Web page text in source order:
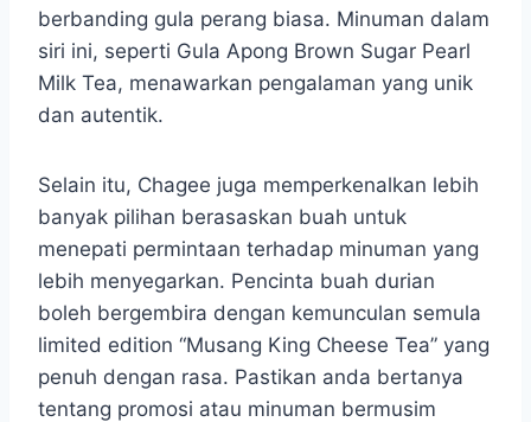
berbanding gula perang biasa. Minuman dalam
siri ini, seperti Gula Apong Brown Sugar Pearl
Milk Tea, menawarkan pengalaman yang unik
dan autentik.
Selain itu, Chagee juga memperkenalkan lebih
banyak pilihan berasaskan buah untuk
menepati permintaan terhadap minuman yang
lebih menyegarkan. Pencinta buah durian
boleh bergembira dengan kemunculan semula
limited edition “Musang King Cheese Tea” yang
penuh dengan rasa. Pastikan anda bertanya
tentang promosi atau minuman bermusim